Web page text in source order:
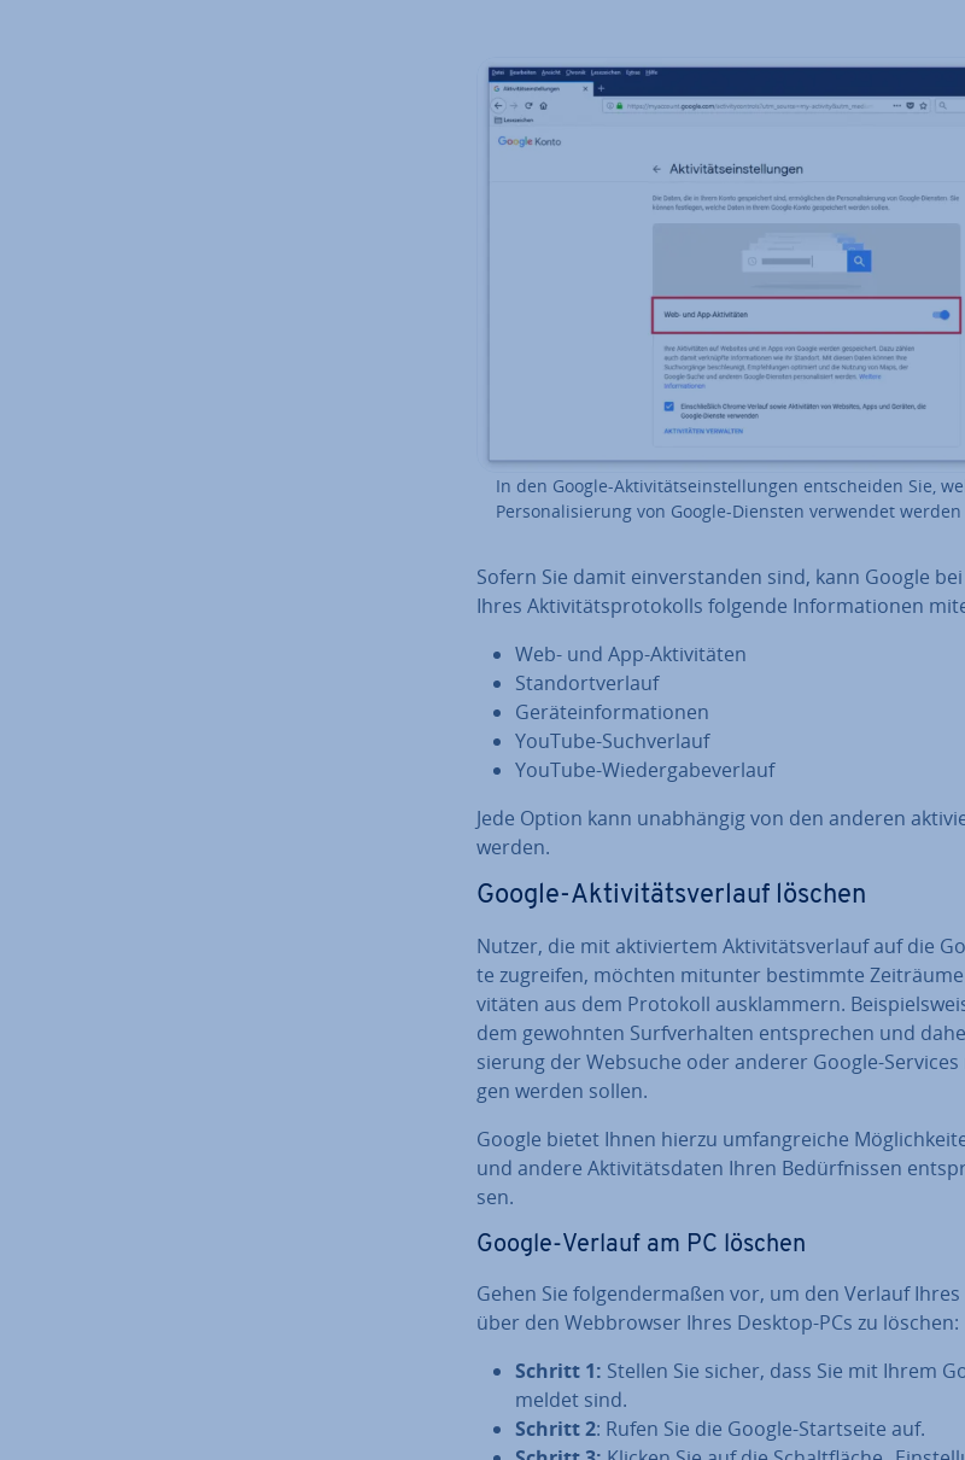
In den Google-Ak­ti­vi­täts­ein­stel­lun­gen ent­schei­den Sie,
Per­so­na­li­sie­rung von Google-Diensten verwendet
Sofern Sie damit ein­ver­stan­den sind, kann Google
Ihres Ak­ti­vi­täts­pro­to­kolls folgende In­for­ma­tio­nen
Web- und App-Ak­ti­vi­tä­ten
Stand­ort­ver­lauf
Ge­rä­te­in­for­ma­tio­nen
YouTube-Such­ver­lauf
YouTube-Wie­der­ga­be­ver­lauf
Jede Option kann un­ab­hän­gig von den anderen
werden.
Google-Ak­ti­vi­täts­ver­lauf löschen
Nutzer, die mit ak­ti­vier­tem Ak­ti­vi­täts­ver­lauf auf die
te zugreifen, möchten mitunter bestimmte
vi­tä­ten aus dem Protokoll aus­klam­mern.
dem gewohnten Surf­ver­hal­ten ent­spre­chen und
sie­rung der Websuche oder anderer Google-
gen werden sollen.
Google bietet Ihnen hierzu um­fang­rei­che
und andere Ak­ti­vi­täts­da­ten Ihren Be­dürf­nis­sen
sen.
Google-Verlauf am PC löschen
Gehen Sie fol­gen­der­ma­ßen vor, um den Verlauf
über den Web­brow­ser Ihres Desktop-PCs zu löschen:
Schritt 1: Stellen Sie sicher, dass Sie mit Ihrem
mel­det sind.
Schritt 2: Rufen Sie die Google-Start­sei­te auf.